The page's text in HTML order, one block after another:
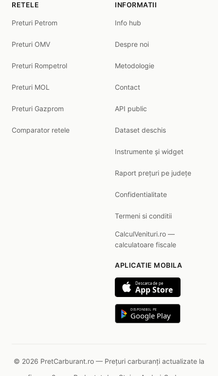
RETELE
Preturi Petrom
Preturi OMV
Preturi Rompetrol
Preturi MOL
Preturi Gazprom
Comparator retele
INFORMATII
Info hub
Despre noi
Metodologie
Contact
API public
Dataset deschis
Instrumente și widget
Raport prețuri pe județe
Confidentialitate
Termeni si conditii
CalculVenituri.ro —
calculatoare fiscale
APLICATIE MOBILA
Descarca de pe
App Store
DISPONIBIL PE
Google Play
© 2026 PretCarburant.ro — Prețuri carburanți actualizate la